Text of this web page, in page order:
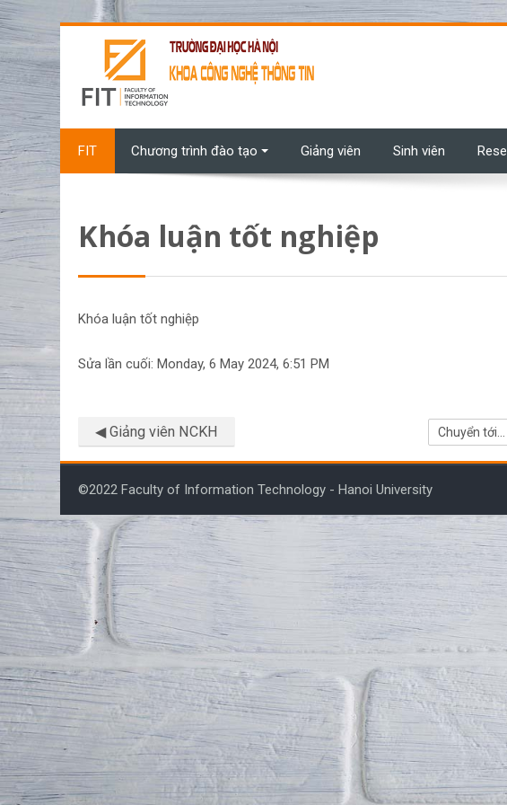
Chuyển tới nội dung chính
FIT Chương trình đào tạo Giảng viên Sinh viên
Khóa luận tốt nghiệp
Khóa luận tốt nghiệp
Sửa lần cuối: Monday, 6 May 2024, 6:51 PM
◀︎ Giảng viên NCKH Chuyển tới...
©2022 Faculty of Information Technology - Hanoi University